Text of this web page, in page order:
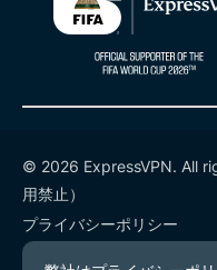
© 2026 ExpressVPN. All
用禁止）
プライバシーポリシー
利用規約